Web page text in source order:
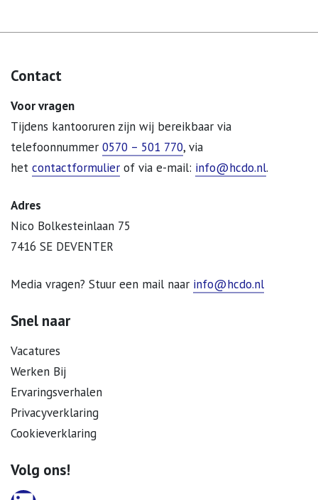
Contact
Voor vragen
Tijdens kantooruren zijn wij bereikbaar via
telefoonnummer 0570 – 501 770, via
het contactformulier of via e-mail: info@hcdo.nl.
Adres
Nico Bolkesteinlaan 75
7416 SE DEVENTER
Media vragen? Stuur een mail naar info@hcdo.nl
Snel naar
Vacatures
Werken Bij
Ervaringsverhalen
Privacyverklaring
Cookieverklaring
Volg ons!